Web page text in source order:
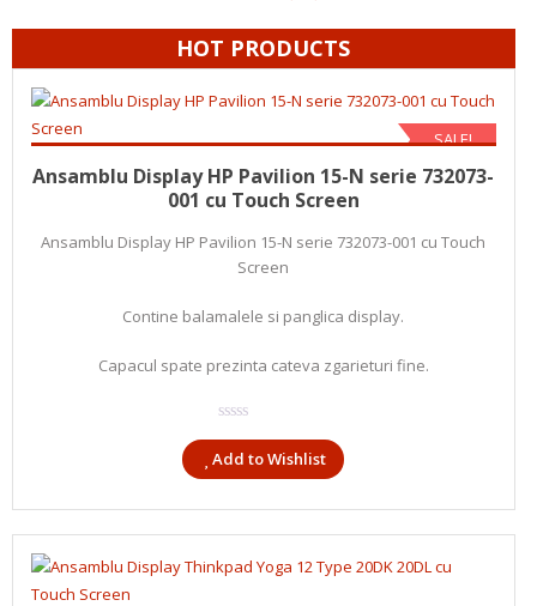
HOT PRODUCTS
Adaugă în coș 350,00 lei
Prețul
fost:
200,00leiPrețul
200,00
SALE!
Ansamblu Display HP Pavilion 15-N serie 732073-
001 cu Touch Screen
Ansamblu Display HP Pavilion 15-N serie 732073-001 cu Touch
Screen
Contine balamalele si panglica display.
Capacul spate prezinta cateva zgarieturi fine.
Add to Wishlist